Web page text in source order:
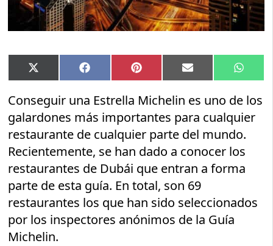
Compartir
en
X
(Twitter)
Compartir
en
Facebook Compartir
en
Pinterest Compartir
en
Email
en
Conseguir una Estrella Michelin es uno de los
galardones más importantes para cualquier
restaurante de cualquier parte del mundo.
Recientemente, se han dado a conocer los
restaurantes de Dubái que entran a forma
parte de esta guía. En total, son 69
restaurantes los que han sido seleccionados
por los inspectores anónimos de la Guía
Michelin.